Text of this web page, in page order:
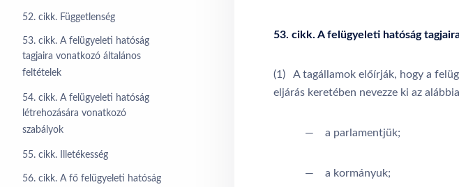
52. cikk. Függetlenség
53. cikk. A felügyeleti hatóság
tagjaira vonatkozó általános
feltételek
54. cikk. A felügyeleti hatóság
létrehozására vonatkozó
szabályok
55. cikk. Illetékesség
56. cikk. A fő felügyeleti hatóság
53. cikk. A felügyeleti hatóság
(1) A tagállamok előírják, hogy a
eljárás keretében nevezze ki az
— a parlamentjük;
— a kormányuk;